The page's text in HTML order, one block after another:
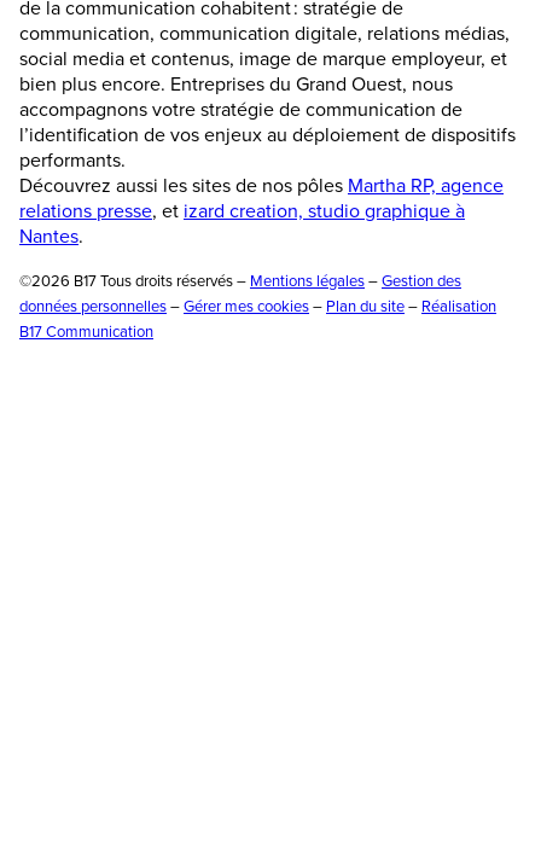
de la communication cohabitent : stratégie de
communication, communication digitale, relations médias,
social media et contenus, image de marque employeur, et
bien plus encore. Entreprises du Grand Ouest, nous
accompagnons votre stratégie de communication de
l’identification de vos enjeux au déploiement de dispositifs
performants.
Découvrez aussi les sites de nos pôles Martha RP, agence
relations presse, et izard creation, studio graphique à
Nantes.
©2026 B17 Tous droits réservés – Mentions légales–Gestion des
données personnelles–Gérer mes cookies– Plan du site– Réalisation
B17 Communication